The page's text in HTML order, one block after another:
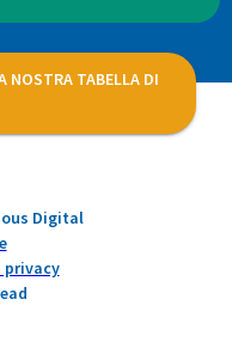
NOSTRA TABELLA DI
Digital